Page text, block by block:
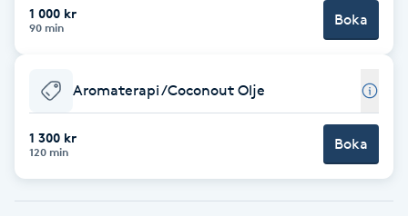
Blowout
Bottenfärg
1 000 kr
90 min Boka
Aromaterapi /Coconout Olje
1 300 kr
120 min Boka